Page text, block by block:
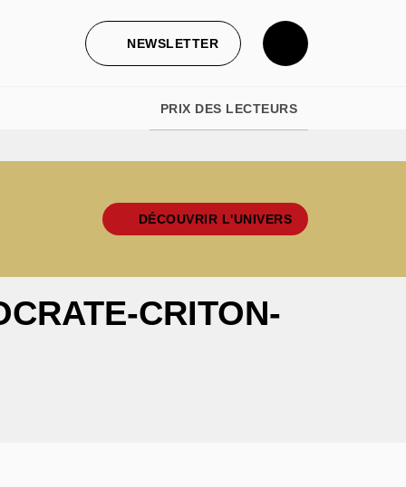
NEWSLETTER
PRIX DES LECTEURS
DÉCOUVRIR L'UNIVERS
CRITON-